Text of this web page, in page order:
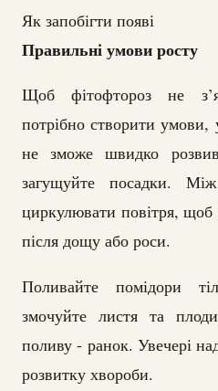
Як запобігти появі
Правильні умови росту
Щоб фітофтороз не
потрібно створити умови,
не зможе швидко
загущуйте посадки.
циркулювати повітря,
після дощу або роси.
Поливайте помідори
змочуйте листя та
поливу - ранок. Увечері
розвитку хвороби.